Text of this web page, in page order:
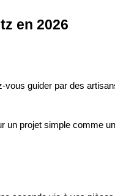
en 2026
vous guider par des
un projet simple comme